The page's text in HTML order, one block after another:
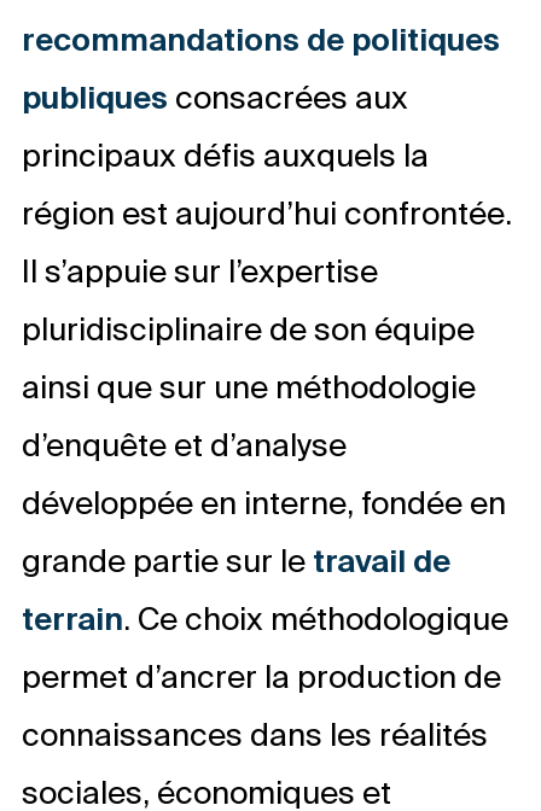
recommandations de politiques
publiques consacrées aux
principaux défis auxquels la
région est aujourd’hui confrontée.
Il s’appuie sur l’expertise
pluridisciplinaire de son équipe
ainsi que sur une méthodologie
d’enquête et d’analyse
développée en interne, fondée en
grande partie sur le travail de
terrain. Ce choix méthodologique
permet d’ancrer la production de
connaissances dans les réalités
sociales, économiques et